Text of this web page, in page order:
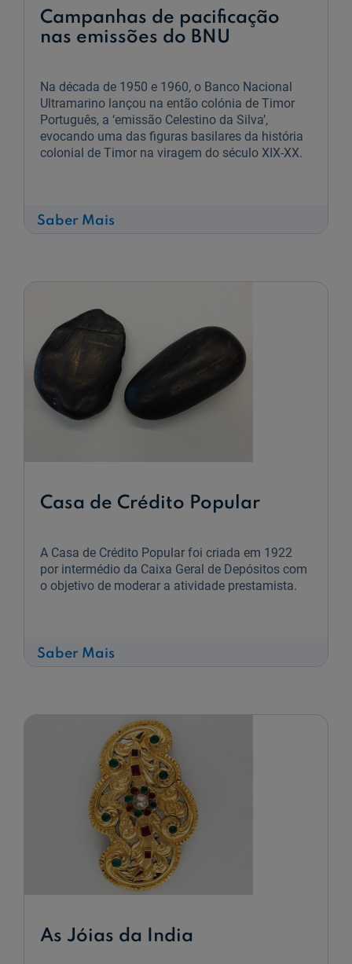
Campanhas de pacificação
nas emissões do BNU
Na década de 1950 e 1960, o Banco Nacional
Ultramarino lançou na então colónia de Timor
Português, a ‘emissão Celestino da Silva’,
evocando uma das figuras basilares da história
colonial de Timor na viragem do século XIX-XX.
Saber Mais
Campanhas
emissões
Casa de Crédito Popular
A Casa de Crédito Popular foi criada em 1922
por intermédio da Caixa Geral de Depósitos com
o objetivo de moderar a atividade prestamista.
Saber Mais
Casa
As Jóias da India